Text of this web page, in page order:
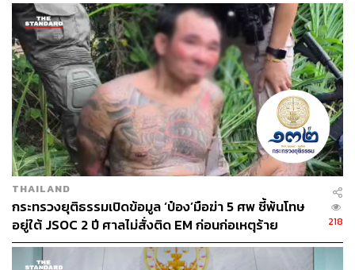
TAGS: กรมราชทัณฑ์ เรือนจำ
เชื้อไวรัสโคโรนา
COVID-19
โควิด-19
วีระกิตติ์ หาญปริพรรณ์
ขอนแก่น
48
ABOUT THE AUTHOR
THAILAND
กระทรวงยุติธรรมเปิดข้อมูล ‘ป๋อง’มือฆ่า 5 ศพ ชี้พ้นโทษ
อยู่ใต้ JSOC 2 ปี ศาลไม่สั่งติด EM ก่อนก่อเหตุร้าย
218